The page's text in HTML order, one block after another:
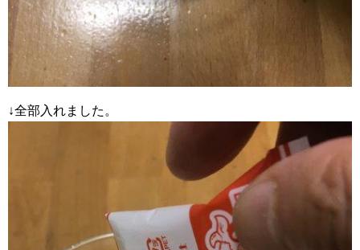
↓全部入れました。